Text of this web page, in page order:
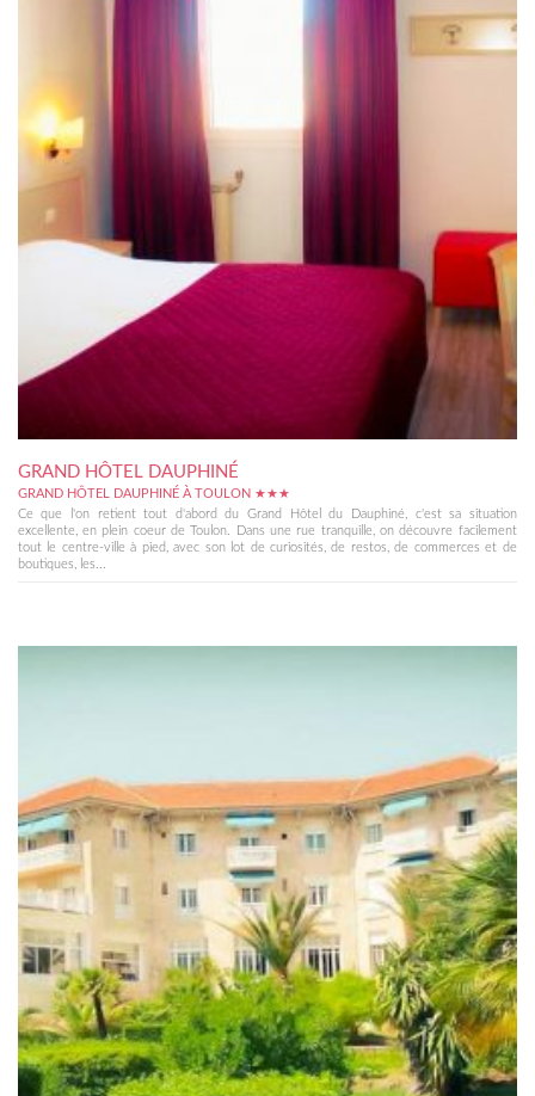
GRAND HÔTEL DAUPHINÉ
GRAND HÔTEL DAUPHINÉ À TOULON ★★★
Ce que l'on retient tout d'abord du Grand Hôtel du Dauphiné, c'est sa situation
excellente, en plein coeur de Toulon. Dans une rue tranquille, on découvre facilement
tout le centre-ville à pied, avec son lot de curiosités, de restos, de commerces et de
boutiques, les...